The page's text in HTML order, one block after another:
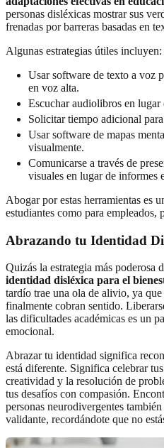
personas disléxicas mostrar sus
frenadas por barreras basadas en
Algunas estrategias útiles incluyen:
Usar software de texto a voz
en voz alta.
Escuchar audiolibros en lugar
Solicitar tiempo adicional
Usar software de mapas
visualmente.
Comunicarse a través de
visuales en lugar de informes
Abogar por estas herramientas es
estudiantes como para
Abrazando tu Identidad
Quizás la estrategia más poderosa
identidad disléxica para el
tardío trae una ola de alivio, ya
finalmente cobran sentido.
las dificultades académicas es un
emocional.
Abrazar tu identidad significa
está diferente. Significa celebrar
creatividad y la resolución de
tus desafíos con compasión.
personas neurodivergentes
validante, recordándote que no